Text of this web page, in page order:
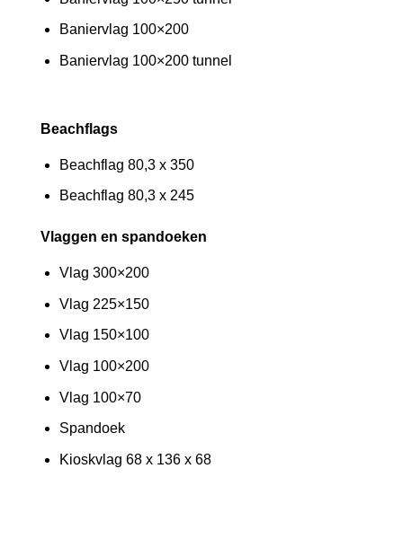
Baniervlag 100×200
Baniervlag 100×200 tunnel
Beachflags
Beachflag 80,3 x 350
Beachflag 80,3 x 245
Vlaggen en spandoeken
Vlag 300×200
Vlag 225×150
Vlag 150×100
Vlag 100×200
Vlag 100×70
Spandoek
Kioskvlag 68 x 136 x 68